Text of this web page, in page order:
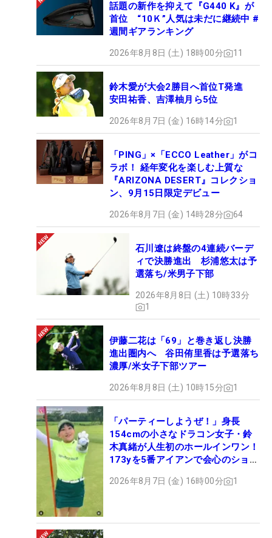
話題の新作を抑えて『G440 K』が
首位 “10Ｋ”人気は未だに継続中 #
週間ギアランキング
2026年8月8日 (土) 18時00分 11
鈴木愛が大会2勝目へ首位T発進
安田祐香、吉澤柚月ら5位
2026年8月7日 (金) 16時14分 1
「PING」×「ECCO Leather」がコ
ラボ！ 経年変化を楽しむ上質な
『ARIZONA DESERT』コレクショ
ン、9月15日限定デビュー
2026年8月7日 (金) 14時28分 64
石川遼は終盤の4連続バーデ
ィで決勝進出 杉浦悠太は予
選落ち/米男子下部
2026年8月8日 (土) 10時33分
1
伊藤二花は「69」と巻き返し決勝
進出圏内へ 谷田侑里香は予選落ち
濃厚/米女子下部ツアー
2026年8月8日 (土) 10時15分 1
「パーティーしようぜ！」身長
154cmの小さなドラコン女子・鈴
木真緒が人生初のホールインワン！
173yを5番アイアンで会心のショッ
2026年8月7日 (金) 16時00分 1